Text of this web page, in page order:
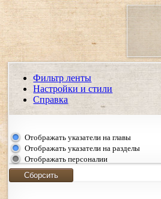
Фильтр ленты
Настройки и стили
Справка
события
Показать события только
события.
Отображать указатели на главы
Отображать указатели на разделы
Отображать персоналии